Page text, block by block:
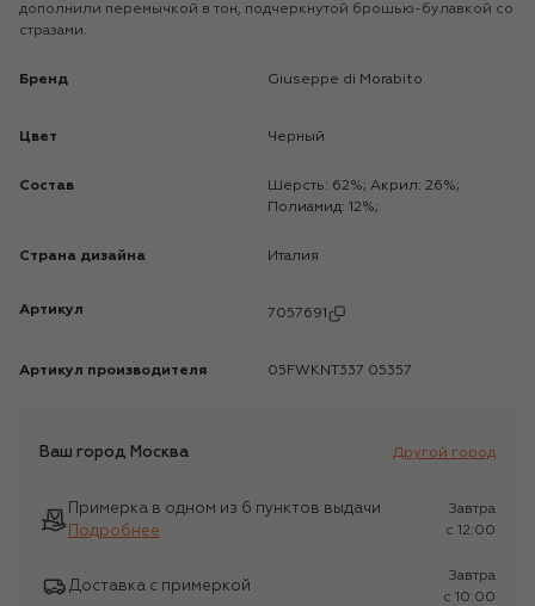
дополнили перемычкой в тон, подчеркнутой брошью-булавкой со
стразами.
Бренд Giuseppe di Morabito
Цвет Черный
Состав
Шерсть: 62%; Акрил: 26%;
Полиамид: 12%;
Страна дизайна Италия
Артикул 7057691
Артикул производителя 05FWKNT337 05357
Ваш город Москва Другой город
Примерка в одном из 6 пунктов выдачи
Подробнее
Завтра
c 12:00
Доставка с примеркой
Завтра
c 10:00